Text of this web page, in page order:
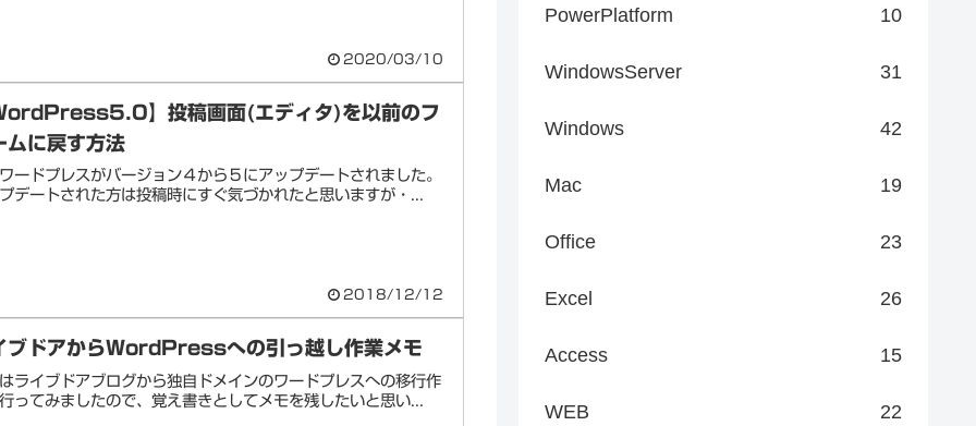
2020/03/10
】投稿画面(エディタ)を以前のフ
ムに戻す方法
ードプレスがバージョン４から５にアップデートされました。
デートされた方は投稿時にすぐ気づかれたと思いますが・...
2018/12/12
ブドアからWordPressへの引っ越し作業メモ
ライブドアブログから独自ドメインのワードプレスへの移行作
ってみましたので、覚え書きとしてメモを残したいと思い...
PowerPlatform 10
WindowsServer 31
Windows 42
Mac 19
Office 23
Excel 26
Access 15
WEB 22